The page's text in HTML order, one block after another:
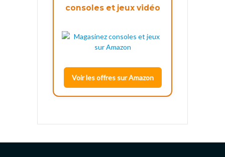
consoles et jeux vidéo
Voir les offres sur Amazon